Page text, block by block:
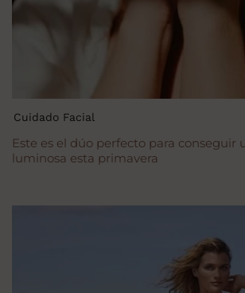
Este es el dúo perfecto para conseguir
luminosa esta primavera
Cuidado Facial